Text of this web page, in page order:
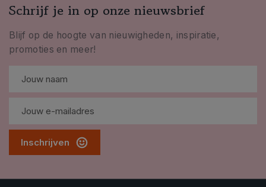
Schrijf je in op onze nieuwsbrief
Blijf op de hoogte van nieuwigheden, inspiratie,
promoties en meer!
Inschrijven